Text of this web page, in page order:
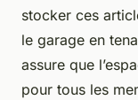
stocker ces
le garage en
assure que
pour tous les